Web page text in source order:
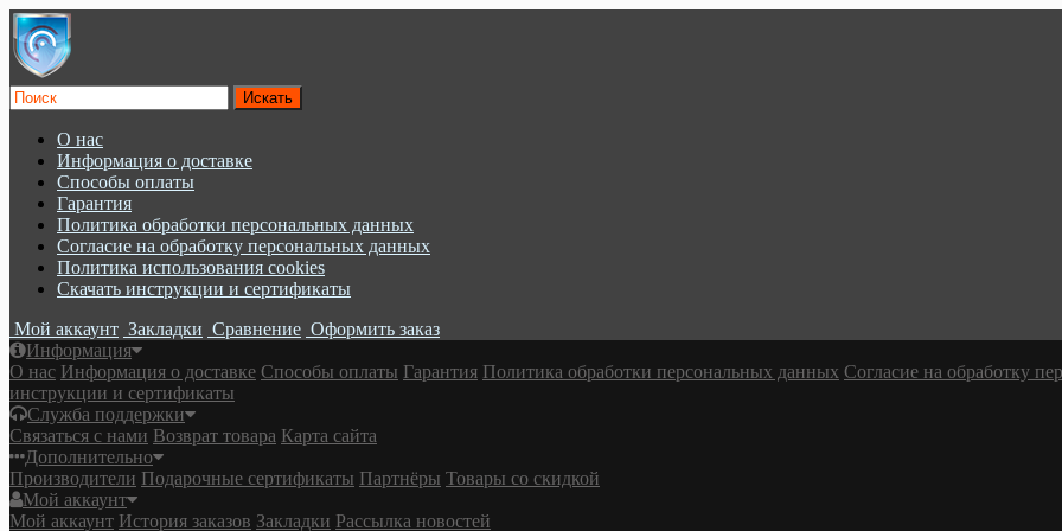
О нас
Информация о доставке
Cпособы оплаты
Гарантия
Политика обработки персональных данных
Согласие на обработку персональных данных
Политика использования cookies
Скачать инструкции и сертификаты
Мой аккаунт Закладки Сравнение Оформить заказ
Информация
О нас Информация о доставке Cпособы оплаты Гарантия Политика обработки персональных данных Согласие на обработку
инструкции и сертификаты
Служба поддержки
Связаться с нами Возврат товара Карта сайта
Дополнительно
Производители Подарочные сертификаты Партнёры Товары со скидкой
Мой аккаунт
Мой аккаунт История заказов Закладки Рассылка новостей